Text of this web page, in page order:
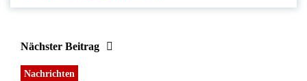
Nächster Beitrag
Nachrichten